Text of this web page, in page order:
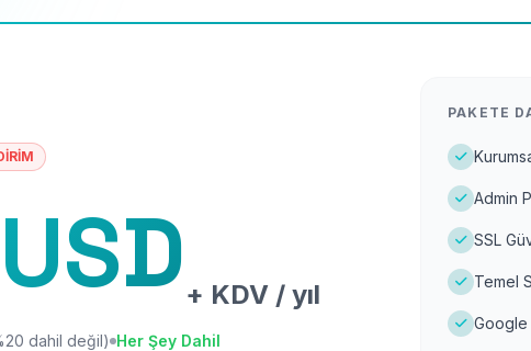
+ KDV / yıl
dahil değil) Her Şey Dahil
PAKETE
Admin
SSL
Temel
Google